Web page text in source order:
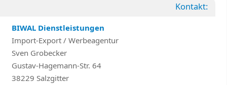
Kontakt:
BIWAL Dienstleistungen
Import-Export / Werbeagentur
Sven Grobecker
Gustav-Hagemann-Str. 64
38229 Salzgitter